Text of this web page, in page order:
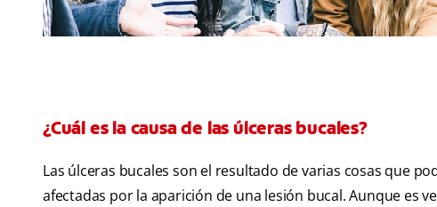
¿Cuál es la causa de las úlceras bucales?
Las úlceras bucales son el resultado de varias cosas que
afectadas por la aparición de una lesión bucal. Aunque es